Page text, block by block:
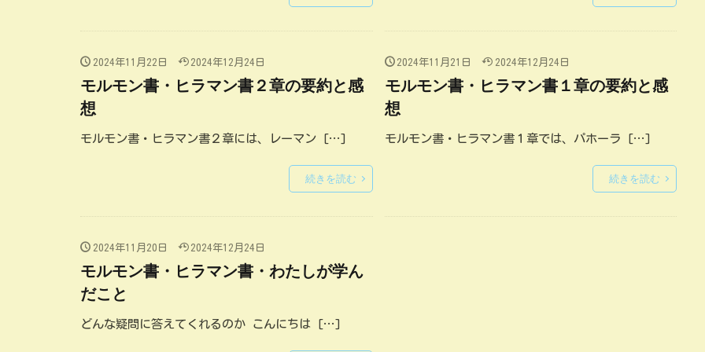
2024年11月22日 2024年12月24日
モルモン書・ヒラマン書２章の要約と感
想
モルモン書・ヒラマン書２章には、レーマン […]
続きを読む
2024年11月21日 2024年12月24日
モルモン書・ヒラマン書１章の要約と感
想
モルモン書・ヒラマン書１章では、パホーラ […]
続きを読む
2024年11月20日 2024年12月24日
モルモン書・ヒラマン書・わたしが学ん
だこと
どんな疑問に答えてくれるのか こんにちは […]